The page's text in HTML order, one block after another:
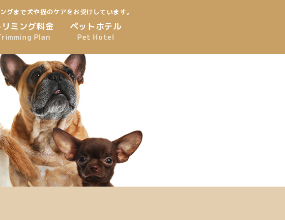
まで犬や猫のケアをお受けしています。
リミング料金
Plan
ペットホテル
Pet Hotel